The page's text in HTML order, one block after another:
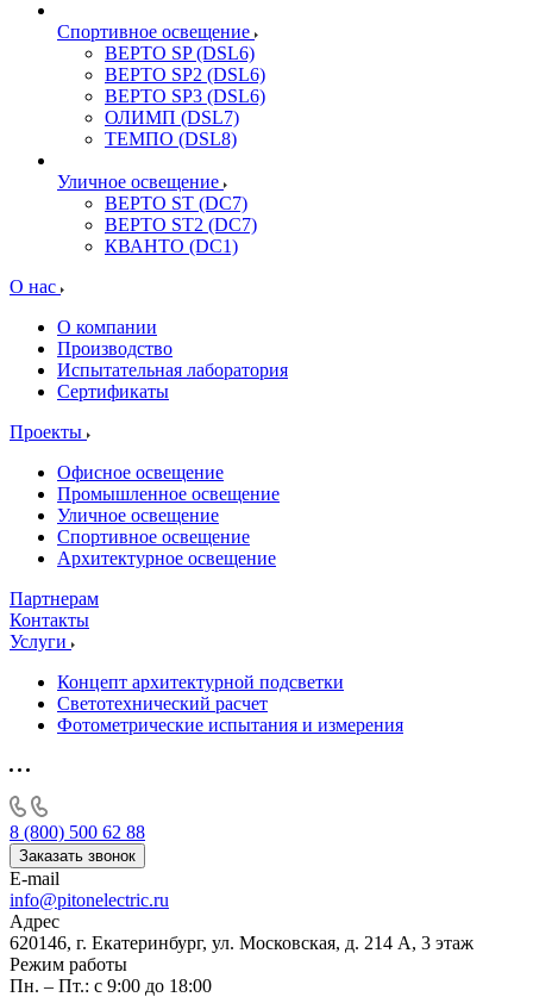
Спортивное освещение
ВЕРТО SP (DSL6)
ВЕРТО SP2 (DSL6)
ВЕРТО SP3 (DSL6)
ОЛИМП (DSL7)
ТЕМПО (DSL8)
Уличное освещение
ВЕРТО ST (DC7)
ВЕРТО ST2 (DC7)
КВАНТО (DC1)
О нас
О компании
Производство
Испытательная лаборатория
Сертификаты
Проекты
Офисное освещение
Промышленное освещение
Уличное освещение
Спортивное освещение
Архитектурное освещение
Партнерам
Контакты
Услуги
Концепт архитектурной подсветки
Светотехнический расчет
Фотометрические испытания и измерения
8 (800) 500 62 88
Заказать звонок
E-mail
info@pitonelectric.ru
Адрес
620146, г. Екатеринбург, ул. Московская, д. 214 А, 3 этаж
Режим работы
Пн. – Пт.: с 9:00 до 18:00